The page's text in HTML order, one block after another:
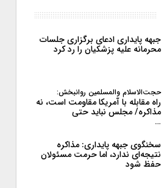
جبهه پایداری ادعای برگزاری جلسات
محرمانه علیه پزشکیان را رد کرد
حجت‌الاسلام والمسلمین روانبخش:
راه مقابله با آمریکا مقاومت است، نه
مذاکره/ مجلس نباید حتی
…
سخنگوی جبهه پایداری: مذاکره
نتیجه‌ای ندارد، اما حرمت مسئولان
حفظ شود